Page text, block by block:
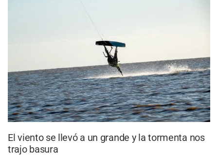
El viento se llevó a un grande y la tormenta nos
trajo basura